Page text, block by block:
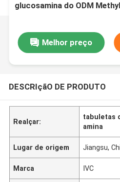
glucosamina do ODM
Melhor preço
DESCRIçãO DE PRODUTO
Realçar:
tabuletas
amina
Lugar de origem Jiangsu,
Marca IVC